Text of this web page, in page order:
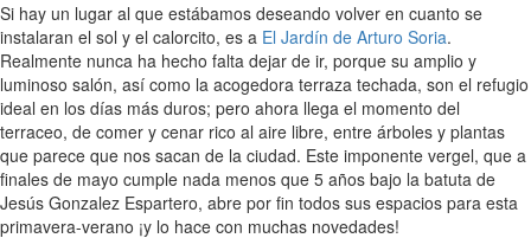
Si hay un lugar al que estábamos deseando volver en cuanto se
instalaran el sol y el calorcito, es a El Jardín de Arturo Soria.
Realmente nunca ha hecho falta dejar de ir, porque su amplio y
luminoso salón, así como la acogedora terraza techada, son el refugio
ideal en los días más duros; pero ahora llega el momento del
terraceo, de comer y cenar rico al aire libre, entre árboles y plantas
que parece que nos sacan de la ciudad. Este imponente vergel, que a
finales de mayo cumple nada menos que 5 años bajo la batuta de
Jesús Gonzalez Espartero, abre por fin todos sus espacios para esta
primavera-verano ¡y lo hace con muchas novedades!